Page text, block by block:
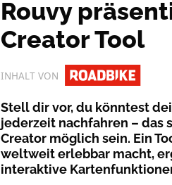
Rouvy
Creator Tool
INHALT VON
Stell dir vor, du könntest
jederzeit nachfahren – das
Creator möglich sein. Ein
weltweit erlebbar macht,
interaktive